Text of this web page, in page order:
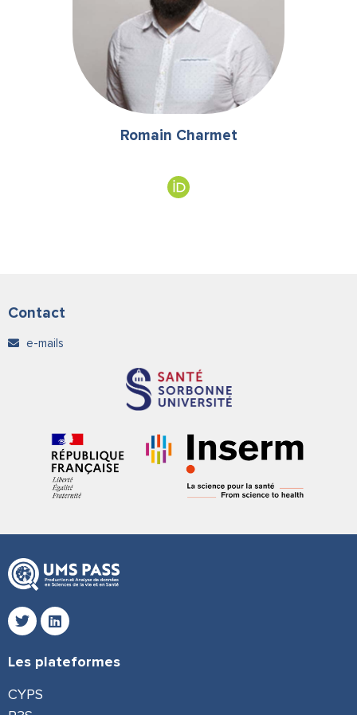
Romain Charmet
Contact
e-mails
Les plateformes
CYPS